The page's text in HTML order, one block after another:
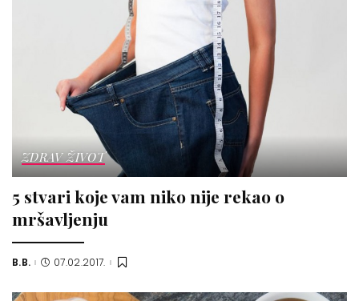
ZDRAV ŽIVOT
5 stvari koje vam niko nije rekao o
mršavljenju
Posted
B.B. 07.02.2017.